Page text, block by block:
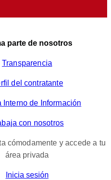
parte de nosotros
Transparencia
del contratante
Interno de Información
con nosotros
cómodamente y accede a tu
área privada
Inicia sesión